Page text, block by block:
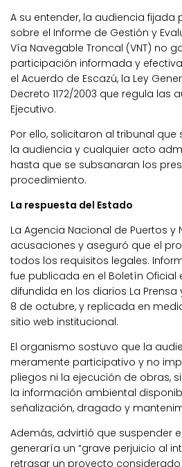
A su entender, la audiencia fijada
sobre el Informe de Gestión y
Vía Navegable Troncal (VNT) no
participación informada y
el Acuerdo de Escazú, la Ley
Decreto 1172/2003 que regula las
Ejecutivo.
Por ello, solicitaron al tribunal
la audiencia y cualquier acto
hasta que se subsanaran los
procedimiento.
La respuesta del Estado
La Agencia Nacional de Puertos
acusaciones y aseguró que el
todos los requisitos legales.
fue publicada en el Boletín Oficial
difundida en los diarios La Prensa
8 de octubre, y replicada en
sitio web institucional.
El organismo sostuvo que la
meramente participativo y no
pliegos ni la ejecución de obras,
la información ambiental
señalización, dragado y
Además, advirtió que suspender
generaría un “grave perjuicio al
retrasar un proyecto